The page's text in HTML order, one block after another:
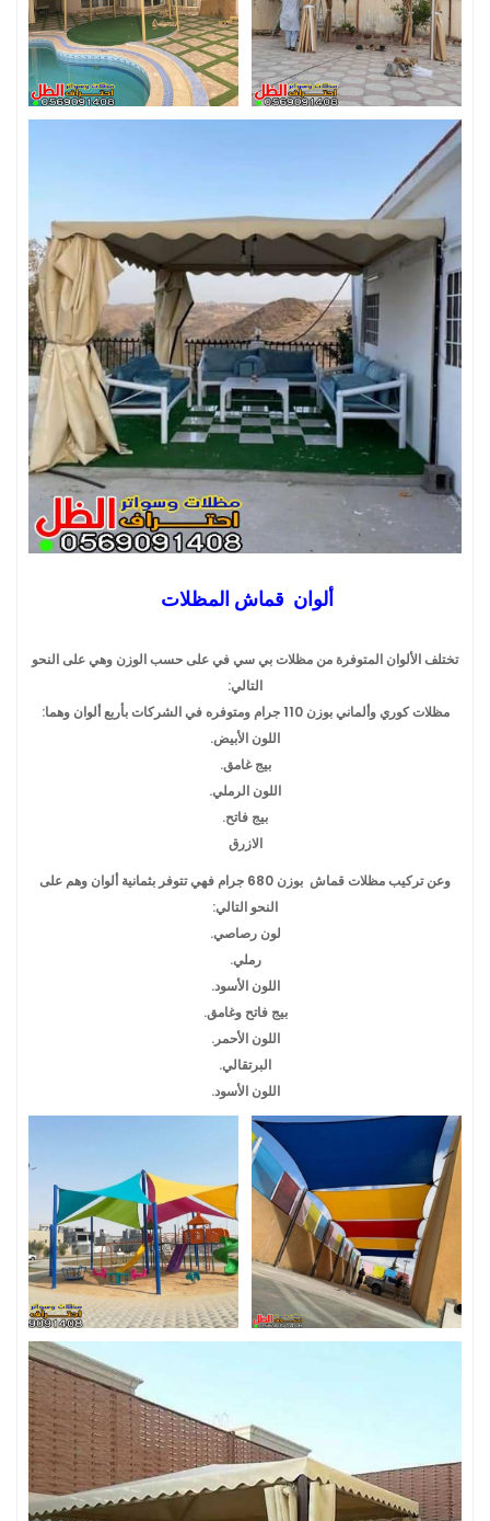
ألوان قماش المظلات
تختلف الألوان المتوفرة من مظلات بي سي في على حسب الوزن وهي على النحو
التالي:
مظلات كوري وألماني بوزن 110 جرام ومتوفره في الشركات بأربع ألوان وهما:
اللون الأبيض.
بيج غامق.
اللون الرملي.
بيج فاتح.
الازرق
وعن تركيب مظلات قماش بوزن 680 جرام فهي تتوفر بثمانية ألوان وهم على
النحو التالي:
لون رصاصي.
رملي.
اللون الأسود.
بيج فاتح وغامق.
اللون الأحمر.
البرتقالي.
اللون الأسود.